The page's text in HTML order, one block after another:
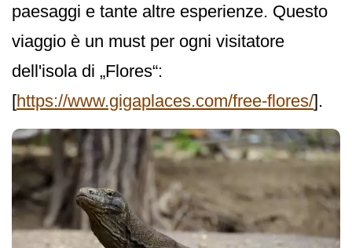
paesaggi e tante altre esperienze. Questo
viaggio è un must per ogni visitatore
dell'isola di „Flores“:
[https://www.gigaplaces.com/free-flores/].